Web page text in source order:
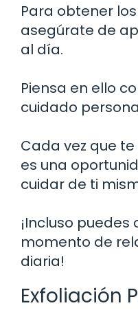
Para obtener
asegúrate de
al día.
Piensa en ello
cuidado
Cada vez que
es una
cuidar de ti
¡Incluso
momento de
diaria!
Exfoliación